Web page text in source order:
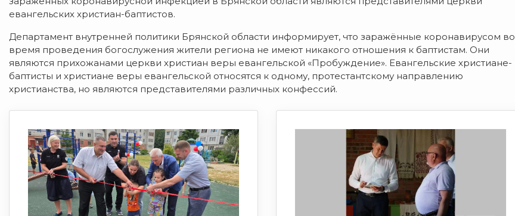
евангельских христиан-баптистов.
Департамент внутренней политики Брянской области информирует, что заражённые коронавирусом во
время проведения богослужения жители региона не имеют никакого отношения к баптистам. Они
являются прихожанами церкви христиан веры евангельской «Пробуждение». Евангельские христиане-
баптисты и христиане веры евангельской относятся к одному, протестантскому направлению
христианства, но являются представителями различных конфессий.